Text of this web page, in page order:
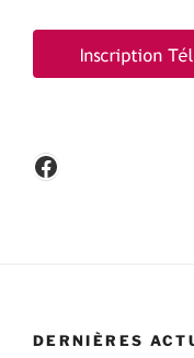
Facebook
DERNIÈRES